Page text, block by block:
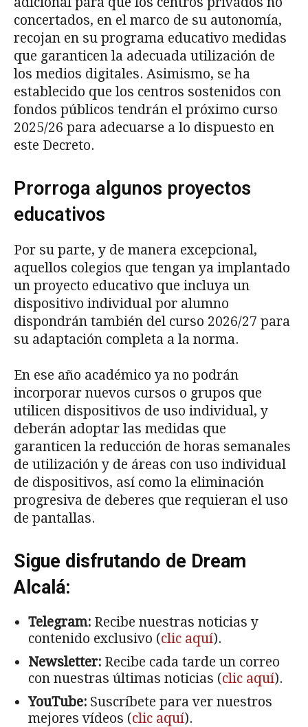
concertados, en el marco de su autonomía,
recojan en su programa educativo medidas
que garanticen la adecuada utilización de
los medios digitales. Asimismo, se ha
establecido que los centros sostenidos con
fondos públicos tendrán el próximo curso
2025/26 para adecuarse a lo dispuesto en
este Decreto.
Prorroga algunos proyectos
educativos
Por su parte, y de manera excepcional,
aquellos colegios que tengan ya implantado
un proyecto educativo que incluya un
dispositivo individual por alumno
dispondrán también del curso 2026/27 para
su adaptación completa a la norma.
En ese año académico ya no podrán
incorporar nuevos cursos o grupos que
utilicen dispositivos de uso individual, y
deberán adoptar las medidas que
garanticen la reducción de horas semanales
de utilización y de áreas con uso individual
de dispositivos, así como la eliminación
progresiva de deberes que requieran el uso
de pantallas.
Sigue disfrutando de Dream
Alcalá:
Telegram: Recibe nuestras noticias y
contenido exclusivo (clic aquí).
Newsletter: Recibe cada tarde un correo
con nuestras últimas noticias (clic aquí).
YouTube: Suscríbete para ver nuestros
mejores vídeos (clic aquí).